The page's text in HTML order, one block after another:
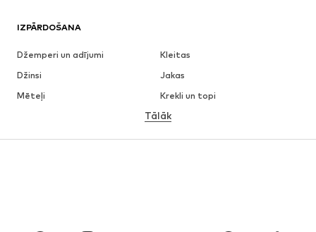
IZPĀRDOŠANA
Džemperi un adījumi
Kleitas
Džinsi
Jakas
Mēteļi
Krekli un topi
Apakšveļa
Tālāk